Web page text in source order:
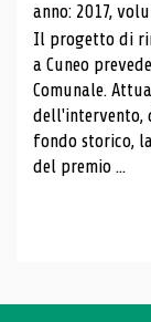
anno: 2017,
Il progetto di
a Cuneo
Comunale.
dell'intervento,
fondo storico,
del premio ...